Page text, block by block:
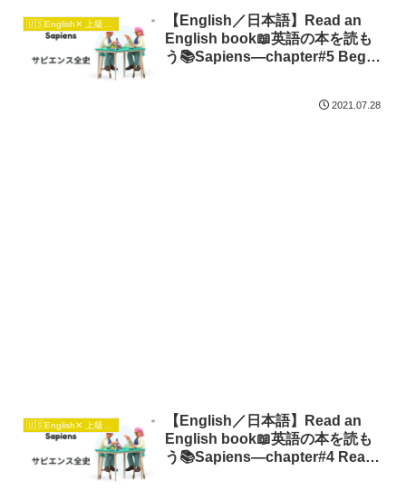
🇺🇸English✕ 上級日本語🇯🇵
【English／日本語】Read an
English book📖英語の本を読も
う📚Sapiens―chapter#5 Began
2021.07.28
【English／日本語】Read an
English book📖英語の本を読も
う📚Sapiens―chapter#4 Reach